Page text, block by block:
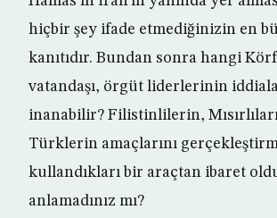
hiçbir şey ifade etmediğinizin en
kanıtıdır. Bundan sonra hangi
vatandaşı, örgüt liderlerinin
inanabilir? Filistinlilerin,
Türklerin amaçlarını
kullandıkları bir araçtan ibaret
anlamadınız mı?